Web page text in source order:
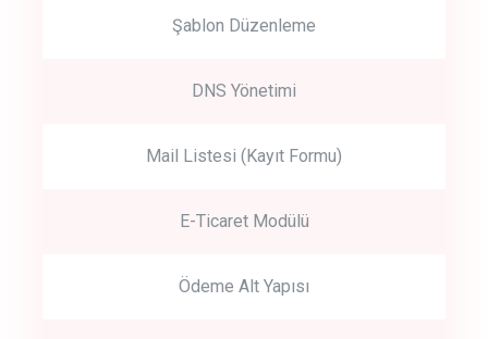
Şablon Düzenleme
DNS Yönetimi
Mail Listesi (Kayıt Formu)
E-Ticaret Modülü
Ödeme Alt Yapısı